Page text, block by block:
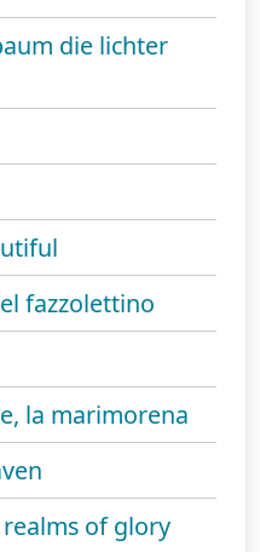
die lichter
fazzolettino
la marimorena
of glory